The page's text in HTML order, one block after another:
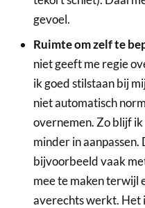
gevoel.
Ruimte om zelf te
niet geeft me regie
ik goed stilstaan bij
niet automatisch
overnemen. Zo blijf
minder in
bijvoorbeeld vaak
mee te maken terwijl
averechts werkt. Het